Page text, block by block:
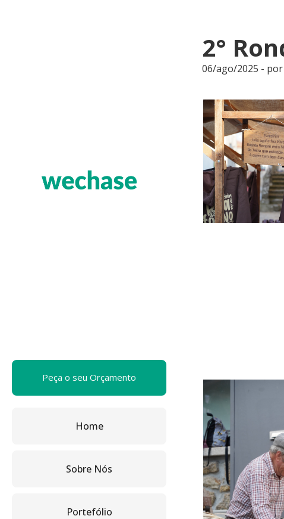
Peça o seu Orçamento
Home
Sobre Nós
Portefólio
2°
06/ago/2025 - por